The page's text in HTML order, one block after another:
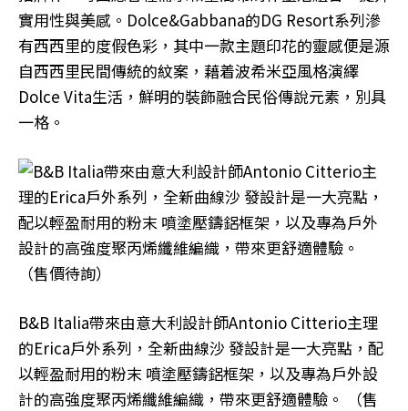
實用性與美感。Dolce&Gabbana的DG Resort系列滲
有西西里的度假色彩，其中一款主題印花的靈感便是源
自西西里民間傳統的紋案，藉着波希米亞風格演繹
Dolce Vita生活，鮮明的裝飾融合民俗傳說元素，別具
一格。
B&B Italia帶來由意大利設計師Antonio Citterio主理
的Erica戶外系列，全新曲線沙 發設計是一大亮點，配
以輕盈耐用的粉末 噴塗壓鑄鋁框架，以及專為戶外設
計的高強度聚丙烯纖維編織，帶來更舒適體驗。 （售